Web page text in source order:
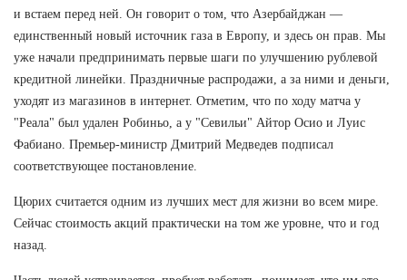
и встаем перед ней. Он говорит о том, что Азербайджан —
единственный новый источник газа в Европу, и здесь он прав. Мы
уже начали предпринимать первые шаги по улучшению рублевой
кредитной линейки. Праздничные распродажи, а за ними и деньги,
уходят из магазинов в интернет. Отметим, что по ходу матча у
"Реала" был удален Робиньо, а у "Севильи" Айтор Осио и Луис
Фабиано. Премьер-министр Дмитрий Медведев подписал
соответствующее постановление.
Цюрих считается одним из лучших мест для жизни во всем мире.
Сейчас стоимость акций практически на том же уровне, что и год
назад.